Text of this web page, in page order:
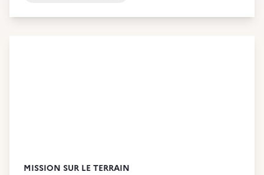
MISSION SUR LE TERRAIN